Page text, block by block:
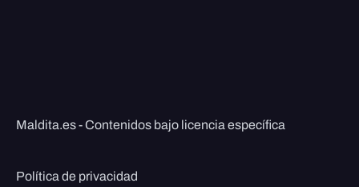
Maldita.es - Contenidos bajo licencia específica
Política de privacidad